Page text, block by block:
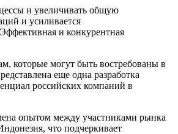
и увеличивать общую
и усиливается
и конкурентная
которые могут быть востребованы в
еще одна разработка
российских компаний в
опытом между участниками рынка
что подчеркивает